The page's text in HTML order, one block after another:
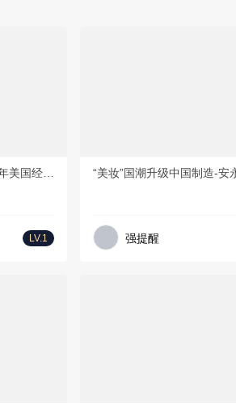
海外宏观专题：如何看待2022年美国经济？-天风证券-20220221
LV.1
“美妆”国潮升级中国制造-安
强提醒